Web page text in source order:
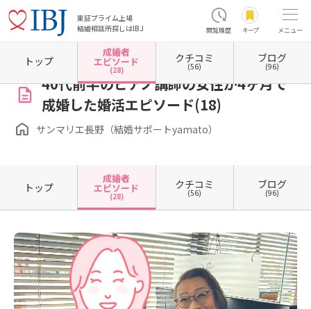
東証プライム上場
結婚相談所探しはIBJ
閲覧履歴 キープ メニュー
ホーム 長野県の結婚相談所 長野県松本市 サンマリエ長野（結婚サポートyamato）
40代前半のピアノ講師の女性が4ヶ月で
成婚した婚活エピソード(18)
サンマリエ長野（結婚サポートyamato）
トップ
成婚者
エピソード
(28)
クチコミ
(56)
ブログ
(96)
トップ
成婚者
エピソード
(28)
クチコミ
(56)
ブログ
(96)